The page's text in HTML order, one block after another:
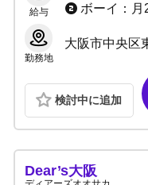
給与
ボーイ：月23万円
勤務地
検討中に追加
Dear’s大阪